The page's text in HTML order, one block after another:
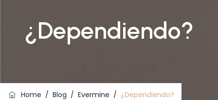
¿Dependiendo?
Home / Blog / Evermine / ¿Dependiendo?